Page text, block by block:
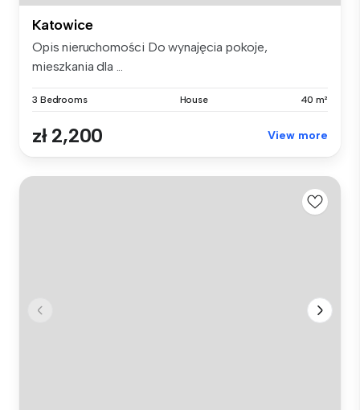
Katowice
Opis nieruchomości Do wynajęcia pokoje,
mieszkania dla ...
3 Bedrooms House 40 m²
zł 2,200 View more